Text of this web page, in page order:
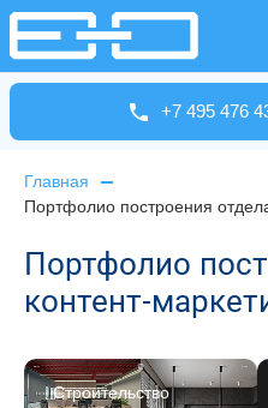
+7 495 476
Главная
Портфолио построения
Портфолио
контент-
Строительство